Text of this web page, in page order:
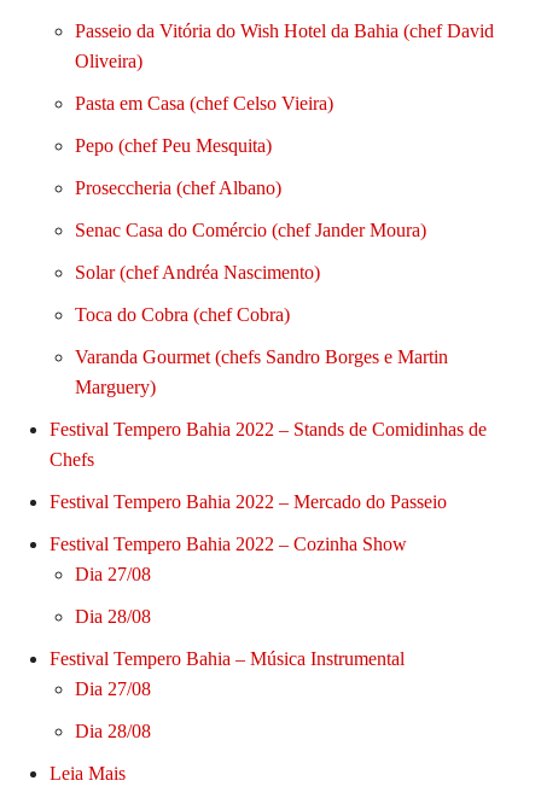
Passeio da Vitória do Wish Hotel da Bahia (chef David
Oliveira)
Pasta em Casa (chef Celso Vieira)
Pepo (chef Peu Mesquita)
Proseccheria (chef Albano)
Senac Casa do Comércio (chef Jander Moura)
Solar (chef Andréa Nascimento)
Toca do Cobra (chef Cobra)
Varanda Gourmet (chefs Sandro Borges e Martin
Marguery)
Festival Tempero Bahia 2022 – Stands de Comidinhas de
Chefs
Festival Tempero Bahia 2022 – Mercado do Passeio
Festival Tempero Bahia 2022 – Cozinha Show
Dia 27/08
Dia 28/08
Festival Tempero Bahia – Música Instrumental
Dia 27/08
Dia 28/08
Leia Mais